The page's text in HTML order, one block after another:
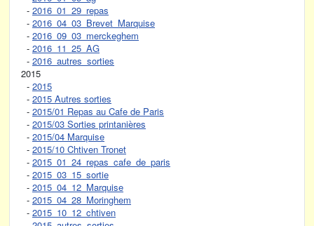
- 2016_01_29_repas
- 2016_04_03_Brevet_Marquise
- 2016_09_03_merckeghem
- 2016_11_25_AG
- 2016_autres_sorties
2015
- 2015
- 2015 Autres sorties
- 2015/01 Repas au Cafe de Paris
- 2015/03 Sorties printanières
- 2015/04 Marquise
- 2015/10 Chtiven Tronet
- 2015_01_24_repas_cafe_de_paris
- 2015_03_15_sortie
- 2015_04_12_Marquise
- 2015_04_28_Moringhem
- 2015_10_12_chtiven